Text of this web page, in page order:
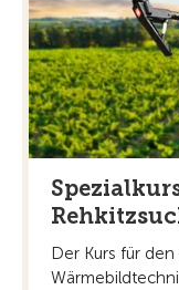
Der Kurs für